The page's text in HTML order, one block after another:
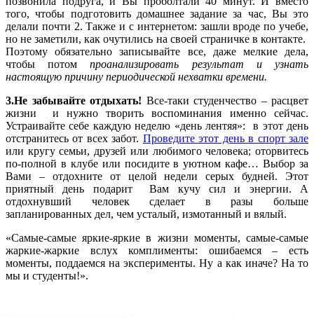
того, чтобы подготовить домашнее задание за час, Вы это
делали почти 2. Также и с интернетом: зашли вроде по учебе,
но не заметили, как очутились на своей страничке в контакте.
Поэтому обязательно записывайте все, даже мелкие дела,
чтобы потомпроанализировать результат и узнать
настоящую причину периодической нехватки времени.
3.Не забывайте отдыхать! Все-таки студенчество – расцвет
жизни и нужно творить воспоминания именно сейчас.
Устраивайте себе каждую неделю «день лентяя»: в этот день
отстранитесь от всех забот. Проведите этот день в спорт зале
или кругу семьи, друзей или любимого человека; оторвитесь
по-полной в клубе или посидите в уютном кафе… Выбор за
Вами – отдохните от целой недели серых будней. Этот
приятный день подарит Вам кучу сил и энергии. А
отдохнувший человек сделает в разы больше
запланированных дел, чем усталый, измотанный и вялый.
«Самые-самые яркие-яркие в жизни моменты, самые-самые
жаркие-жаркие вслух комплименты: ошибаемся – есть
моменты, поддаемся на эксперименты. Ну а как иначе? На то
мы и студенты!».